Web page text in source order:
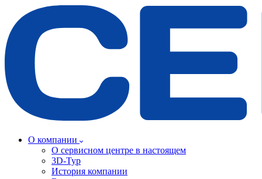
О компании
О сервисном центре в настоящем
3D-Тур
История компании